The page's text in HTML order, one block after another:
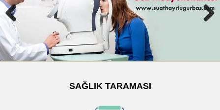
Previous
SAĞLIK TARAMASI